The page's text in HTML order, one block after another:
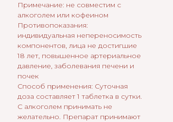
Примечание: не совместим с
алкоголем или кофеином
Противопоказания:
индивидуальная непереносимость
компонентов, лица не достигшие
18 лет, повышенное артериальное
давление, заболевания печени и
почек
Способ применения: Суточная
доза составляет 1 таблетка в сутки.
С алкоголем принимать не
желательно. Препарат принимают